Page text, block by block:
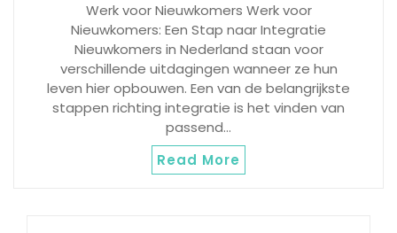
Werk voor Nieuwkomers Werk voor
Nieuwkomers: Een Stap naar Integratie
Nieuwkomers in Nederland staan voor
verschillende uitdagingen wanneer ze hun
leven hier opbouwen. Een van de belangrijkste
stappen richting integratie is het vinden van
passend…
Read More